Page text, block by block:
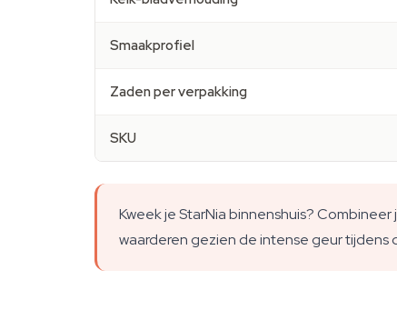
Smaakprofiel
Zaden per verpakking
SKU
Kweek je StarNia binnenshuis?
waarderen gezien de intense geur tijdens